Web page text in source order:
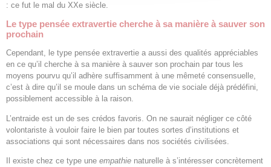
: ce fut le mal du XXe siècle.
Le type pensée extravertie cherche à sa manière à sauver son
prochain
Cependant, le type pensée extravertie a aussi des qualités appréciables
en ce qu’il cherche à sa manière à sauver son prochain par tous les
moyens pourvu qu’il adhère suffisamment à une mêmeté consensuelle,
c’est à dire qu’il se moule dans un schéma de vie sociale déjà prédéfini,
possiblement accessible à la raison.
L’entraide est un de ses crédos favoris. On ne saurait négliger ce côté
volontariste à vouloir faire le bien par toutes sortes d’institutions et
associations qui sont nécessaires dans nos sociétés civilisées.
Il existe chez ce type une empathie naturelle à s’intéresser concrètement